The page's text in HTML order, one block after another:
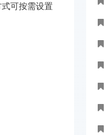
可按需设置